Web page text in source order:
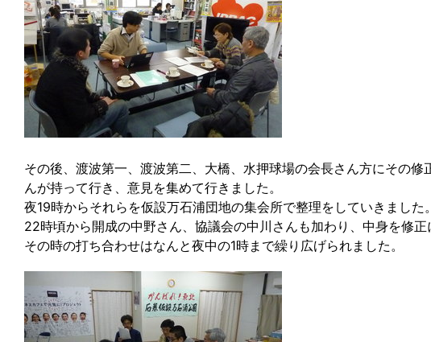
その後、渡波第一、渡波第二、大橋、水押球場の会長さん方にその修
んが持って行き、意見を集めて行きました。
夜19時からそれらを仮設万石浦団地の集会所で整理をしていきました。
22時頃から開成の中野さん、協議会の中川さんも加わり、中身を修正
その時の打ち合わせはなんと夜中の1時まで繰り広げられました。